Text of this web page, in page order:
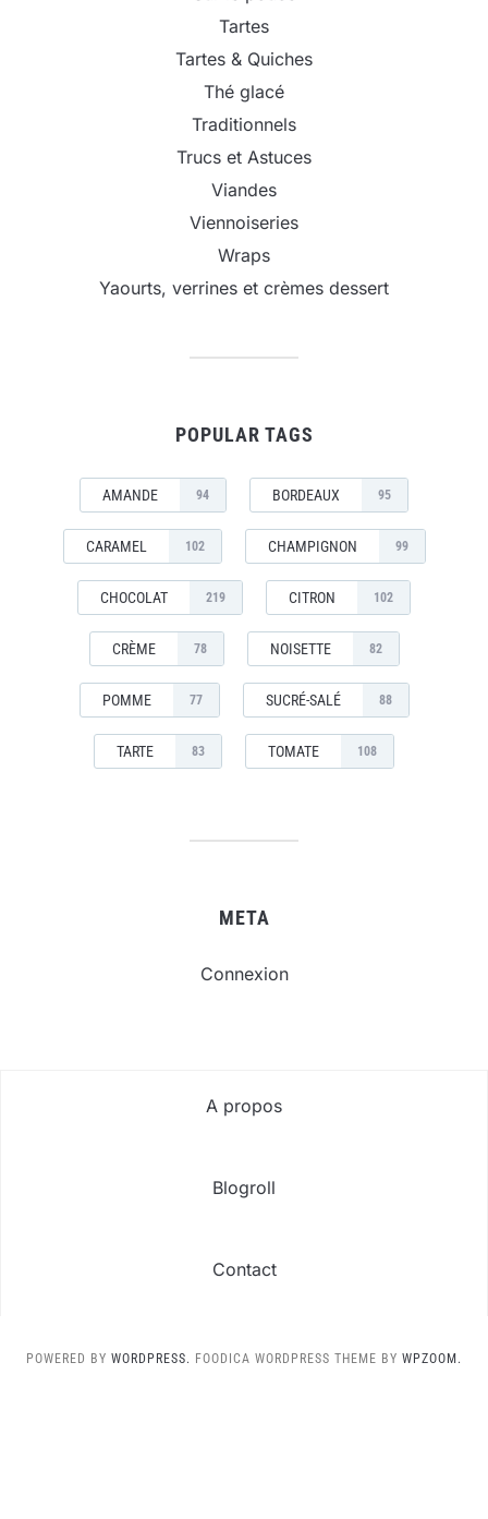
Tartes
Tartes & Quiches
Thé glacé
Traditionnels
Trucs et Astuces
Viandes
Viennoiseries
Wraps
Yaourts, verrines et crèmes dessert
POPULAR TAGS
AMANDE 94 BORDEAUX 95
CARAMEL 102 CHAMPIGNON 99
CHOCOLAT 219 CITRON 102
CRÈME 78 NOISETTE 82
POMME 77 SUCRÉ-SALÉ 88
TARTE 83 TOMATE 108
META
Connexion
A propos
Blogroll
Contact
POWERED BY WORDPRESS. FOODICA WORDPRESS THEME BY WPZOOM.